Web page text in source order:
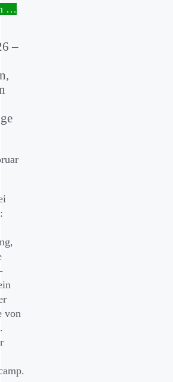
…
–
von